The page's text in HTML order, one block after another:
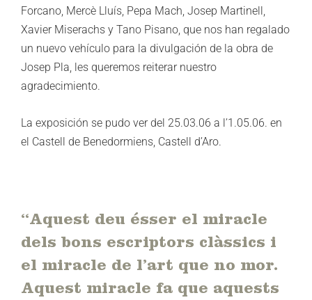
Forcano, Mercè Lluís, Pepa Mach, Josep Martinell,
Xavier Miserachs y Tano Pisano, que nos han regalado
un nuevo vehículo para la divulgación de la obra de
Josep Pla, les queremos reiterar nuestro
agradecimiento.
La exposición se pudo ver del 25.03.06 a l’1.05.06. en
el Castell de Benedormiens, Castell d’Aro.
“Aquest deu ésser el miracle
dels bons escriptors clàssics i
el miracle de l’art que no mor.
Aquest miracle fa que aquests